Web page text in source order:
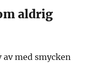
aldrig
med smycken